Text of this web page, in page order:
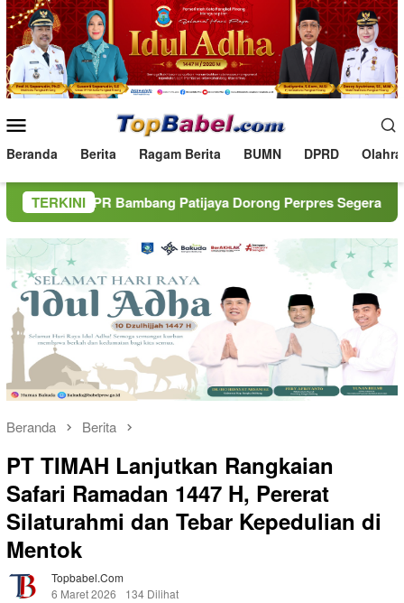
Loncat
ke
konten
Mobile
Beranda Berita Ragam Berita BUMN DPRD
TERKINI
Bambang Patijaya Dorong Perpres Segera Terbit
Beranda Berita
PT TIMAH Lanjutkan Rangkaian
Safari Ramadan 1447 H, Pererat
Silaturahmi dan Tebar Kepedulian di
Mentok
Topbabel.com
6 Maret 2026
134 Dilihat